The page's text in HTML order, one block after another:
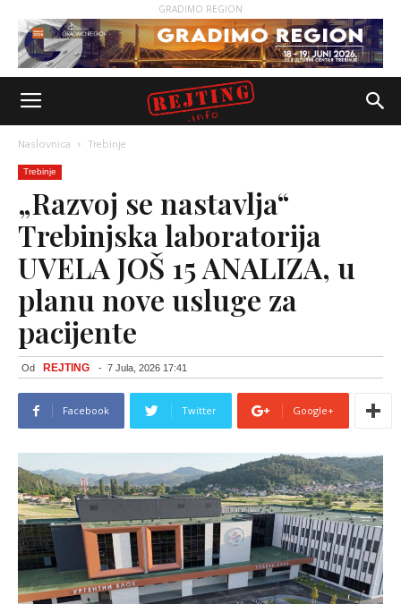
GRADIMO REGION
Naslovnica Trebinje
Trebinje
„Razvoj se nastavlja“
Trebinjska laboratorija
UVELA JOŠ 15 ANALIZA, u
planu nove usluge za
pacijente
Od REJTING - 7 Jula, 2026 17:41
Facebook Twitter Google+